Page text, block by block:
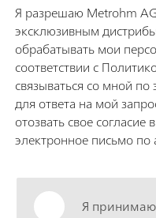
Я разрешаю Metrohm
эксклюзивным
обрабатывать мои
соответствии с
связываться со мной
для ответа на мой
отозвать свое
электронное письмо по
Я принимаю